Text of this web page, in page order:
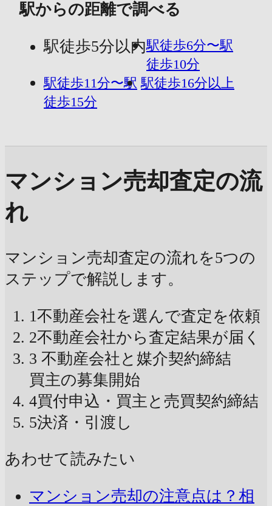
駅からの距離で調べる
駅徒歩5分以内駅徒歩6分〜駅
徒歩10分
駅徒歩11分〜駅
徒歩15分
駅徒歩16分以上
マンション売却査定の流
れ
マンション売却査定の流れを5つの
ステップで解説します。
1不動産会社を選んで査定を依頼
2不動産会社から査定結果が届く
3 不動産会社と媒介契約締結
買主の募集開始
4買付申込・買主と売買契約締結
5決済・引渡し
あわせて読みたい
マンション売却の注意点は？相